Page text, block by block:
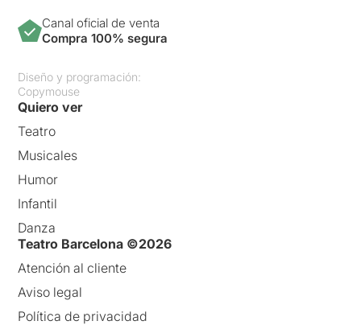
Canal oficial de venta
Compra 100% segura
Diseño y programación:
Copymouse
Quiero ver
Teatro
Musicales
Humor
Infantil
Danza
Teatro Barcelona ©2026
Atención al cliente
Aviso legal
Política de privacidad